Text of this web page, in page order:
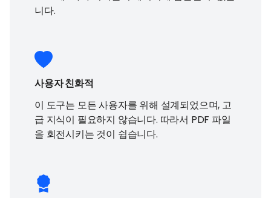
니다.
사용자 친화적
이 도구는 모든 사용자를 위해 설계되었으며, 고
급 지식이 필요하지 않습니다. 따라서 PDF 파일
을 회전시키는 것이 쉽습니다.